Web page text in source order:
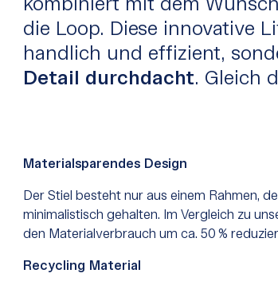
kombiniert mit dem
die Loop. Diese innovative
handlich und effizient,
Detail durchdacht. Gleich
Materialsparendes Design
Der Stiel besteht nur aus einem Rahmen,
minimalistisch gehalten. Im Vergleich zu
den Materialverbrauch um ca. 50 %
Recycling Material